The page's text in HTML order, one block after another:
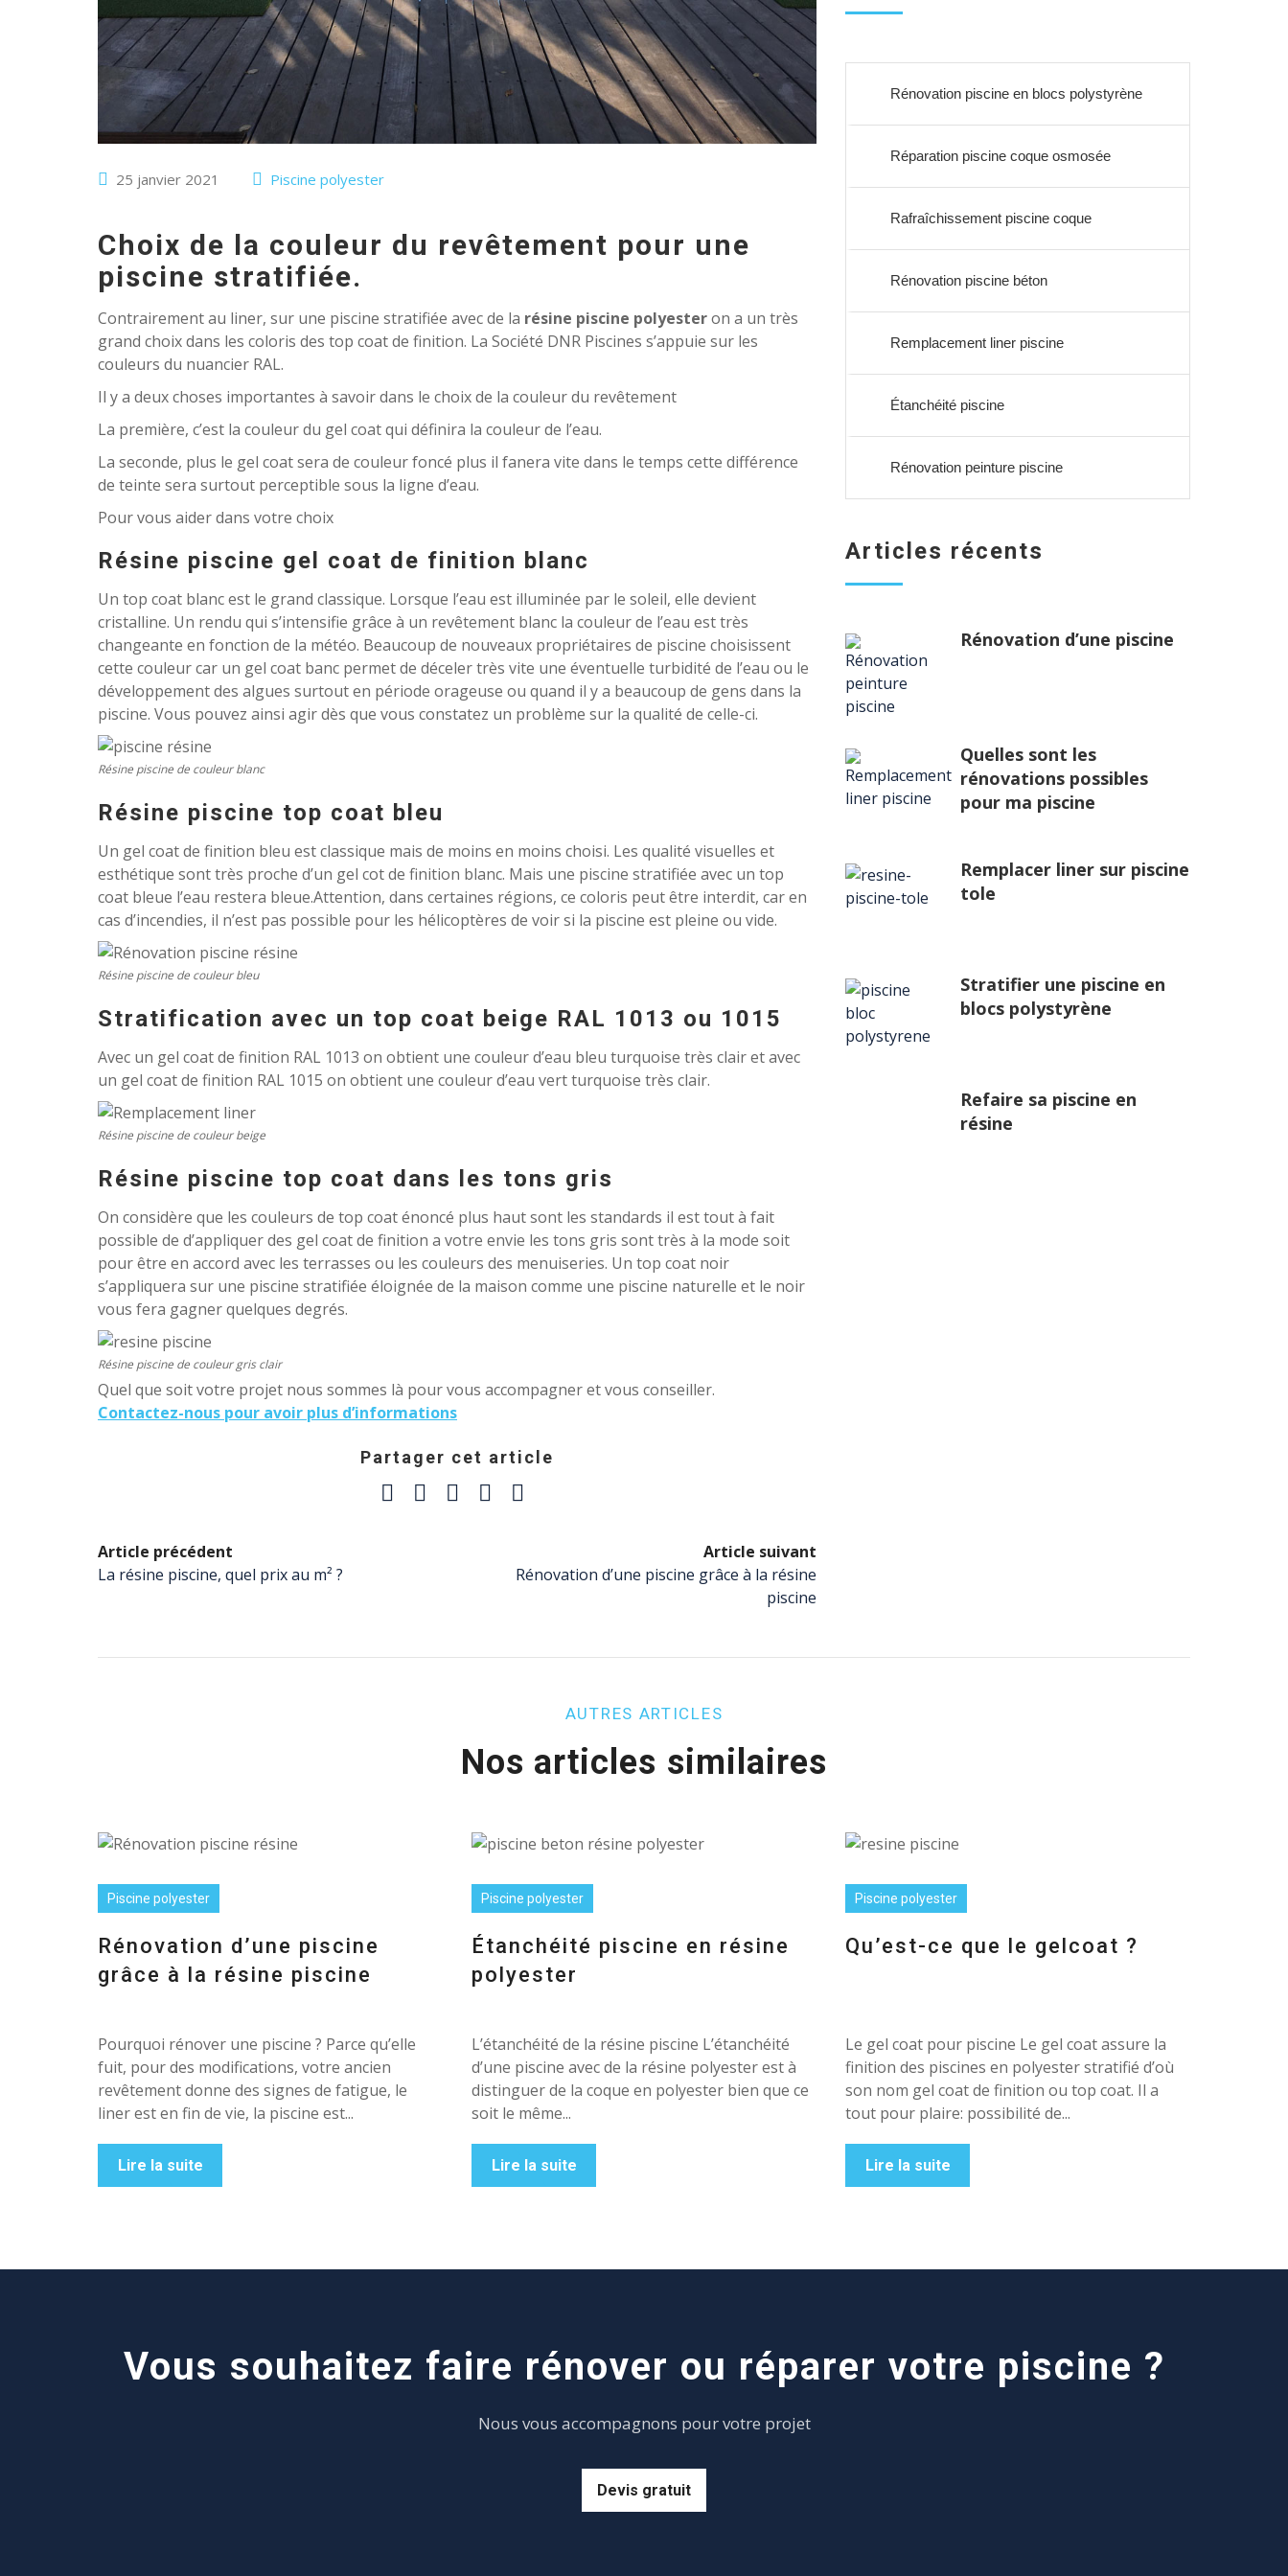
25 janvier 2021 Piscine polyester
Choix de la couleur du revêtement pour une
piscine stratifiée.
Contrairement au liner, sur une piscine stratifiée avec de la résine piscine polyesteron a un très
grand choix dans les coloris des top coat de finition. La Société DNR Piscines s’appuie sur les
couleurs du nuancier RAL.
Il y a deux choses importantes à savoir dans le choix de la couleur du revêtement
La première, c’est la couleur du gel coat qui définira la couleur de l’eau.
La seconde, plus le gel coat sera de couleur foncé plus il fanera vite dans le temps cette différence
de teinte sera surtout perceptible sous la ligne d’eau.
Pour vous aider dans votre choix
Résine piscine gel coat de finition blanc
Un top coat blanc est le grand classique. Lorsque l’eau est illuminée par le soleil, elle devient
cristalline. Un rendu qui s’intensifie grâce à un revêtement blanc la couleur de l’eau est très
changeante en fonction de la météo. Beaucoup de nouveaux propriétaires de piscine choisissent
cette couleur car un gel coat banc permet de déceler très vite une éventuelle turbidité de l’eau ou le
développement des algues surtout en période orageuse ou quand il y a beaucoup de gens dans la
piscine. Vous pouvez ainsi agir dès que vous constatez un problème sur la qualité de celle-ci.
Résine piscine de couleur blanc
Résine piscine top coat bleu
Un gel coat de finition bleu est classique mais de moins en moins choisi. Les qualité visuelles et
esthétique sont très proche d’un gel cot de finition blanc. Mais une piscine stratifiée avec un top
coat bleue l’eau restera bleue.Attention, dans certaines régions, ce coloris peut être interdit, car en
cas d’incendies, il n’est pas possible pour les hélicoptères de voir si la piscine est pleine ou vide.
Résine piscine de couleur bleu
Stratification avec un top coat beige RAL 1013 ou 1015
Avec un gel coat de finition RAL 1013 on obtient une couleur d’eau bleu turquoise très clair et avec
un gel coat de finition RAL 1015 on obtient une couleur d’eau vert turquoise très clair.
Résine piscine de couleur beige
Résine piscine top coat dans les tons gris
On considère que les couleurs de top coat énoncé plus haut sont les standards il est tout à fait
possible de d’appliquer des gel coat de finition a votre envie les tons gris sont très à la mode soit
pour être en accord avec les terrasses ou les couleurs des menuiseries. Un top coat noir
s’appliquera sur une piscine stratifiée éloignée de la maison comme une piscine naturelle et le noir
vous fera gagner quelques degrés.
Résine piscine de couleur gris clair
Quel que soit votre projet nous sommes là pour vous accompagner et vous conseiller.
Contactez-nous pour avoir plus d’informations
Partager cet article
Article précédent
La résine piscine, quel prix au m² ?
Article suivant
Rénovation d’une piscine grâce à la résine
piscine
Rénovation piscine en blocs polystyrène
Réparation piscine coque osmosée
Rafraîchissement piscine coque
Rénovation piscine béton
Remplacement liner piscine
Étanchéité piscine
Rénovation peinture piscine
Articles récents
Rénovation d’une piscine
Quelles sont les
rénovations possibles
pour ma piscine
Remplacer liner sur piscine
tole
Stratifier une piscine en
blocs polystyrène
Refaire sa piscine en
résine
AUTRES ARTICLES
Nos articles similaires
Piscine polyester
Rénovation d’une piscine
grâce à la résine piscine
Pourquoi rénover une piscine ? Parce qu’elle
fuit, pour des modifications, votre ancien
revêtement donne des signes de fatigue, le
liner est en fin de vie, la piscine est...
Lire la suite
Piscine polyester
Étanchéité piscine en résine
polyester
L’étanchéité de la résine piscine L’étanchéité
d’une piscine avec de la résine polyester est à
distinguer de la coque en polyester bien que ce
soit le même...
Lire la suite
Piscine polyester
Qu’est-ce que le gelcoat ?
Le gel coat pour piscine Le gel coat assure la
finition des piscines en polyester stratifié d’où
son nom gel coat de finition ou top coat. Il a
tout pour plaire: possibilité de...
Lire la suite
Vous souhaitez faire rénover ou réparer votre piscine ?
Nous vous accompagnons pour votre projet
Devis gratuit